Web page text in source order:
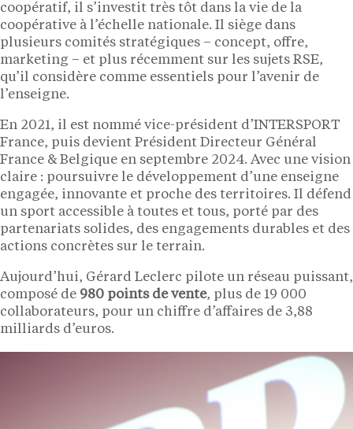
coopératif, il s’investit très tôt dans la vie de la
coopérative à l’échelle nationale. Il siège dans
plusieurs comités stratégiques – concept, offre,
marketing – et plus récemment sur les sujets RSE,
qu’il considère comme essentiels pour l’avenir de
l’enseigne.
En 2021, il est nommé vice-président d’INTERSPORT
France, puis devient Président Directeur Général
France & Belgique en septembre 2024. Avec une vision
claire : poursuivre le développement d’une enseigne
engagée, innovante et proche des territoires. Il défend
un sport accessible à toutes et tous, porté par des
partenariats solides, des engagements durables et des
actions concrètes sur le terrain.
Aujourd’hui, Gérard Leclerc pilote un réseau puissant,
composé de 980 points de vente, plus de 19 000
collaborateurs, pour un chiffre d’affaires de 3,88
milliards d’euros.